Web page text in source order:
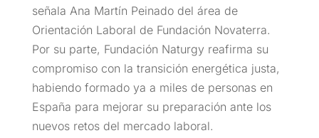
señala Ana Martín Peinado del área de
Orientación Laboral de Fundación Novaterra.
Por su parte, Fundación Naturgy reafirma su
compromiso con la transición energética justa,
habiendo formado ya a miles de personas en
España para mejorar su preparación ante los
nuevos retos del mercado laboral.